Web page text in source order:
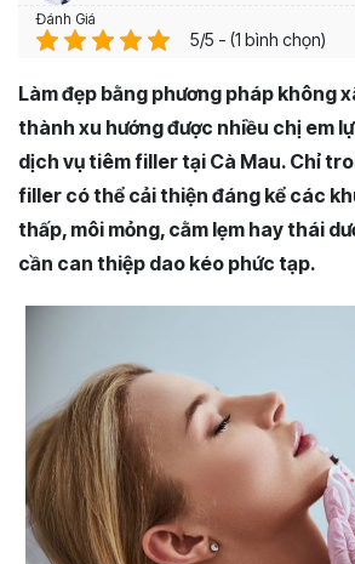
Đánh Giá
5/5 - (1 bình chọn)
Làm đẹp bằng phương pháp không
thành xu hướng được nhiều chị em
dịch vụ tiêm filler tại Cà Mau. Chỉ
filler có thể cải thiện đáng kể các
thấp, môi mỏng, cằm lẹm hay thái
cần can thiệp dao kéo phức tạp.